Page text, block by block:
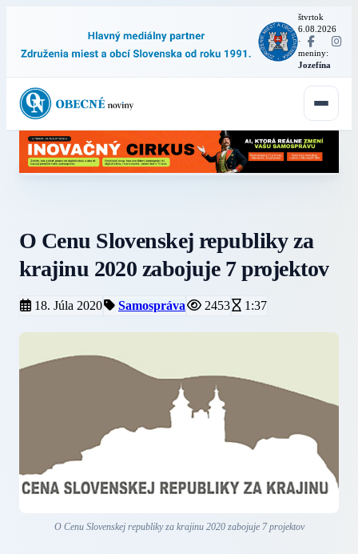
štvrtok
6.08.2026
·
meniny:
Jozefína
O Cenu Slovenskej republiky za
krajinu 2020 zabojuje 7 projektov
18. Júla 2020 Samospráva 2453 1:37
O Cenu Slovenskej republiky za krajinu 2020 zabojuje 7 projektov